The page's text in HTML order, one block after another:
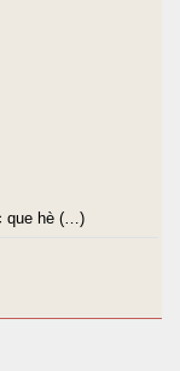
que hè (…)